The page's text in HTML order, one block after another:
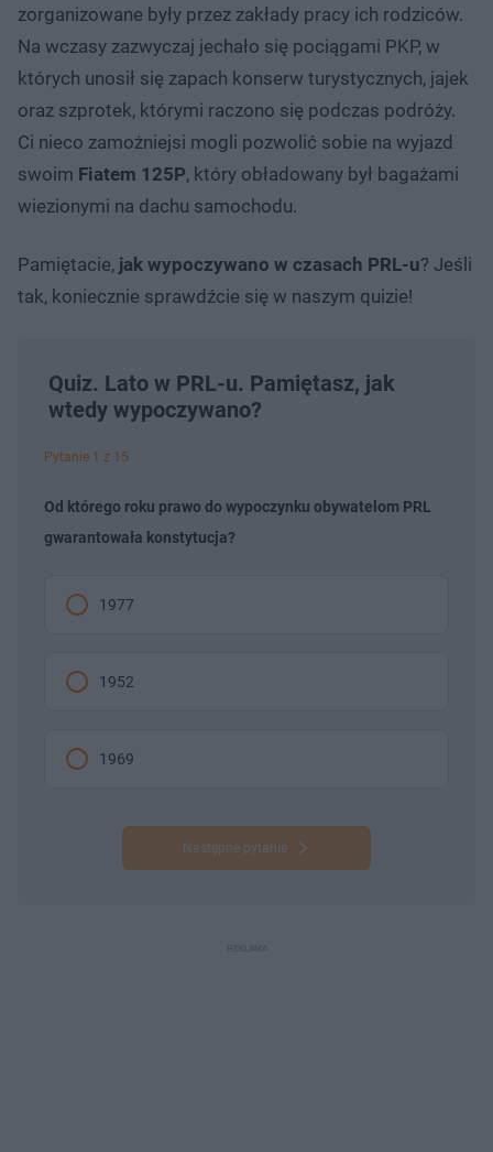
zorganizowane były przez zakłady pracy ich rodziców.
Na wczasy zazwyczaj jechało się pociągami PKP, w
których unosił się zapach konserw turystycznych, jajek
oraz szprotek, którymi raczono się podczas podróży.
Ci nieco zamożniejsi mogli pozwolić sobie na wyjazd
swoim Fiatem 125P, który obładowany był bagażami
wiezionymi na dachu samochodu.
Pamiętacie, jak wypoczywano w czasach PRL-u? Jeśli
tak, koniecznie sprawdźcie się w naszym quizie!
Quiz. Lato w PRL-u. Pamiętasz, jak
wtedy wypoczywano?
Pytanie 1 z 15
Od którego roku prawo do wypoczynku obywatelom PRL
gwarantowała konstytucja?
1977
1952
1969
Następne pytanie